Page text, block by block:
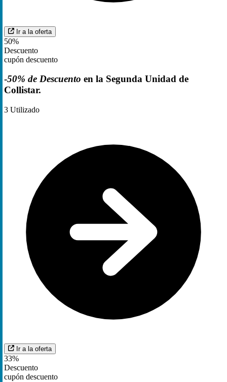
Ir a la oferta
50%
Descuento
cupón descuento
-50% de Descuento en la Segunda Unidad de
Collistar.
3 Utilizado
Ir a la oferta
33%
Descuento
cupón descuento